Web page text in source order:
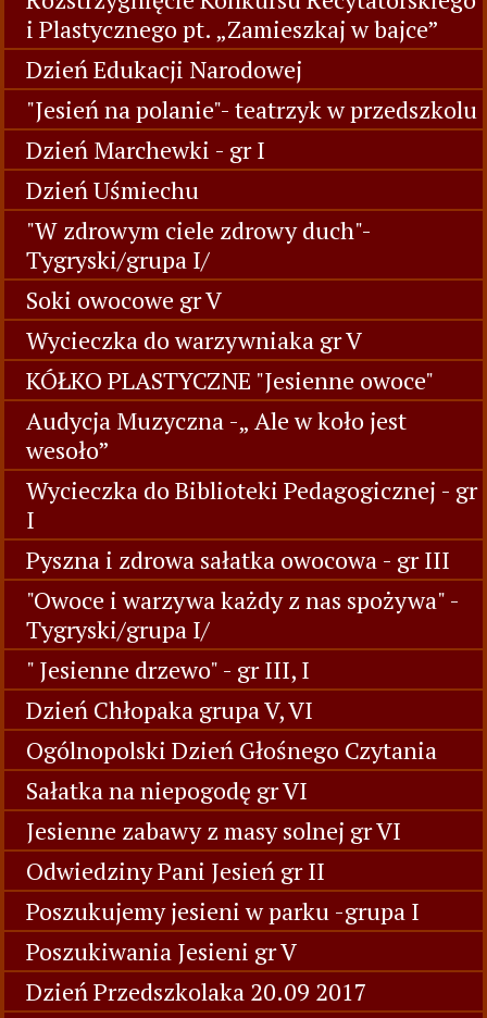
i Plastycznego pt. „Zamieszkaj w bajce”
Dzień Edukacji Narodowej
"Jesień na polanie"- teatrzyk w przedszkolu
Dzień Marchewki - gr I
Dzień Uśmiechu
"W zdrowym ciele zdrowy duch"-
Tygryski/grupa I/
Soki owocowe gr V
Wycieczka do warzywniaka gr V
KÓŁKO PLASTYCZNE "Jesienne owoce"
Audycja Muzyczna -„ Ale w koło jest
wesoło”
Wycieczka do Biblioteki Pedagogicznej - gr
I
Pyszna i zdrowa sałatka owocowa - gr III
"Owoce i warzywa każdy z nas spożywa" -
Tygryski/grupa I/
" Jesienne drzewo" - gr III, I
Dzień Chłopaka grupa V, VI
Ogólnopolski Dzień Głośnego Czytania
Sałatka na niepogodę gr VI
Jesienne zabawy z masy solnej gr VI
Odwiedziny Pani Jesień gr II
Poszukujemy jesieni w parku -grupa I
Poszukiwania Jesieni gr V
Dzień Przedszkolaka 20.09 2017